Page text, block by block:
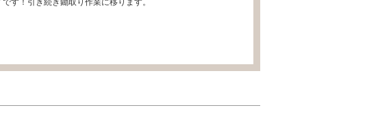
す！引き続き鋤取り作業に移ります。